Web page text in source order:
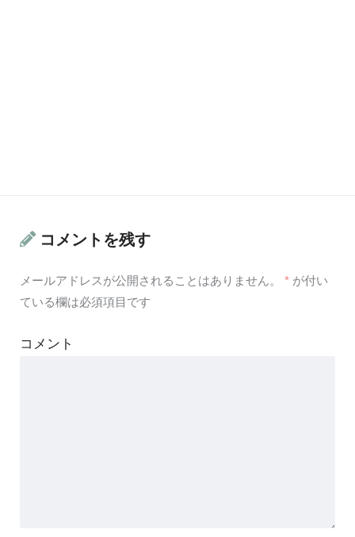
コメントを残す
メールアドレスが公開されることはありません。 * が付い
ている欄は必須項目です
コメント